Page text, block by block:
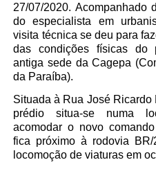
27/07/2020. Acompanhado
do especialista em
visita técnica se deu para
das condições físicas do
antiga sede da Cagepa
da Paraíba).
Situada à Rua José
prédio situa-se numa
acomodar o novo
fica próximo à rodovia
locomoção de viaturas em